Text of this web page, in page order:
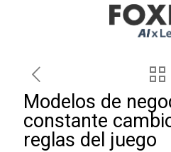
Modelos de
constante
reglas del juego